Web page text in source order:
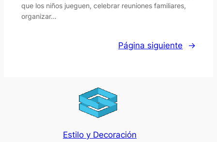
que los niños jueguen, celebrar reuniones familiares,
organizar…
Página siguiente →
Estilo y Decoración